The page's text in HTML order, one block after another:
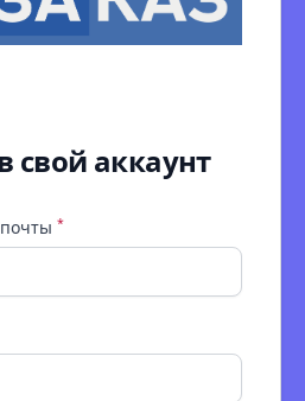
свой аккаунт
*